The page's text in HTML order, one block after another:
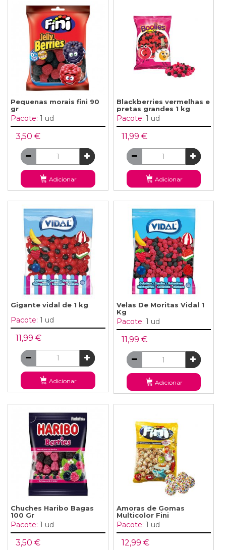
Pequenas morais fini 90
gr
Pacote: 1 ud
3,50 €
Adicionar
Blackberries vermelhas e
pretas grandes 1 kg
Pacote: 1 ud
11,99 €
Adicionar
Gigante vidal de 1 kg
Pacote: 1 ud
11,99 €
Adicionar
Velas De Moritas Vidal 1
Kg
Pacote: 1 ud
11,99 €
Adicionar
Chuches Haribo Bagas
100 Gr
Pacote: 1 ud
3,50 €
Amoras de Gomas
Multicolor Fini
Pacote: 1 ud
12,99 €